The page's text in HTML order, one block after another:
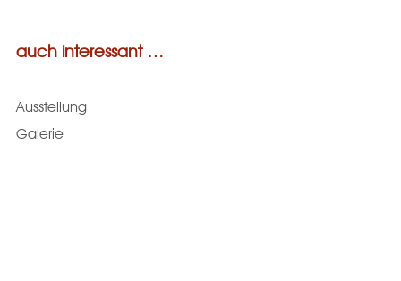
auch interessant …
Ausstellung
Galerie